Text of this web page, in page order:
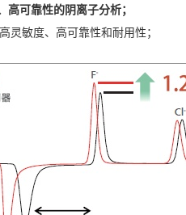
高可靠性的阴离子分析；
灵敏度、高可靠性和耐用性；